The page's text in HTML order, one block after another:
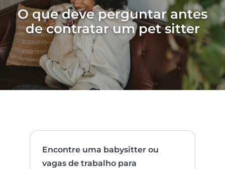
O que deve perguntar antes
de contratar um pet sitter
Encontre uma babysitter ou
vagas de trabalho para